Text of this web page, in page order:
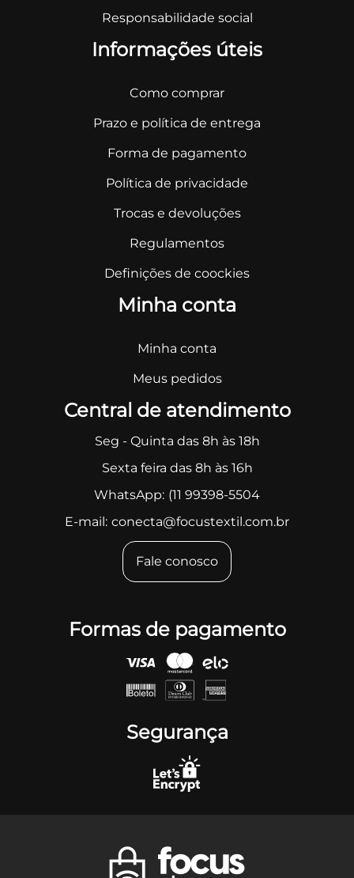
Responsabilidade social
Informações úteis
Como comprar
Prazo e política de entrega
Forma de pagamento
Política de privacidade
Trocas e devoluções
Regulamentos
Definições de coockies
Minha conta
Minha conta
Meus pedidos
Central de atendimento
Seg - Quinta das 8h às 18h
Sexta feira das 8h às 16h
WhatsApp: (11 99398-5504
E-mail: conecta@focustextil.com.br
Fale conosco
Formas de pagamento
Segurança